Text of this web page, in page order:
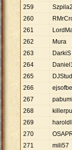
259
260
261
262
Mura
263
DarkiS
264
265
266
267
268
269
haroldII
270
271
mili57